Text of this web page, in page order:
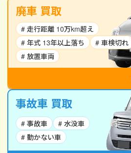
廃車 買取
# 走行距離 10万km超え
# 年式 13年以上落ち
# 車検切れ
# 放置車両
事故車 買取
# 事故車
# 水没車
# 動かない車